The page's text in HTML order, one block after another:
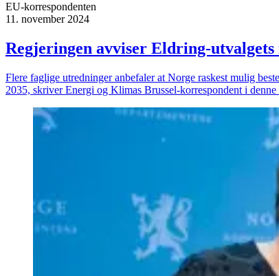
EU-korrespondenten
11. november 2024
Regjeringen avviser Eldring-
Flere faglige utredninger anbefaler at Norge raskest mulig
2035, skriver Energi og Klimas Brussel-korrespondent i denne